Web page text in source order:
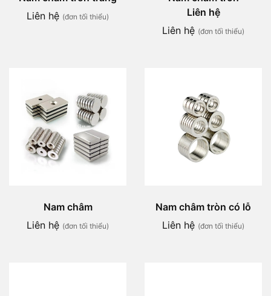
Liên hệ (đơn tối thiểu)
Liên hệ
Liên hệ (đơn tối thiểu)
Nam châm
Liên hệ (đơn tối thiểu)
Nam châm tròn có lỗ
Liên hệ (đơn tối thiểu)